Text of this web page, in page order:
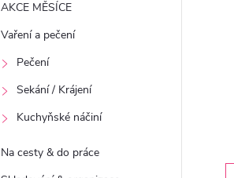
AKCE MĚSÍCE
Vaření a pečení
Pečení
Sekání / Krájení
Kuchyňské náčiní
Na cesty & do práce